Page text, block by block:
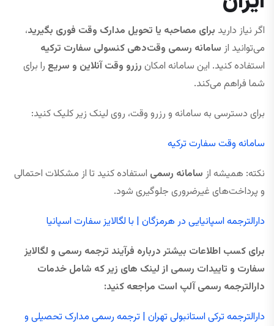
اگر نیاز دارید برای مصاحبه یا تحویل مدارک وقت فوری بگیرید،
می‌توانید از سامانه رسمی وقت‌دهی کنسولی سفارت ترکیه
استفاده کنید. این سامانه امکان رزرو وقت آنلاین و سریع را برای
شما فراهم می‌کند.
برای دسترسی به سامانه و رزرو وقت، روی لینک زیر کلیک کنید:
سامانه وقت سفارت ترکیه
نکته: همیشه از سامانه رسمی استفاده کنید تا از مشکلات احتمالی
و پرداخت‌های غیرضروری جلوگیری شود.
دارالترجمه اسپانیایی در هرمزگان | با لگالایز سفارت اسپانیا
برای کسب اطلاعات بیشتر درباره فرآیند ترجمه رسمی و لگالایز
سفارت و تاییدات رسمی از لینک های زیر که شامل خدمات
دارالترجمه رسمی آلپ است مراجعه کنید:
دارالترجمه ترکی استانبولی تهران | ترجمه رسمی مدارک تحصیلی و